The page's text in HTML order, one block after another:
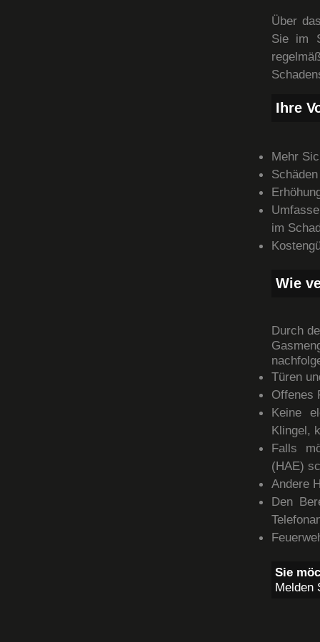
Über
Sie im
Ihre
Mehr
im
Wie
Durch
Türen
Offenes
Keine
Klingel,
Falls
(HAE)
Andere
Den
Sie
Melden